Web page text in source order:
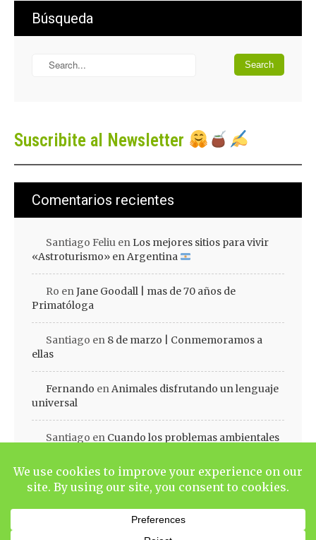
Búsqueda
Suscribite al Newsletter
Comentarios recientes
Santiago Feliu en Los mejores sitios para vivir
«Astroturismo» en Argentina
Ro enJane Goodall | mas de 70 años de
Primatóloga
Santiago en 8 de marzo | Conmemoramos a
ellas
Fernando enAnimales disfrutando un lenguaje
universal
Santiago en Cuando los problemas ambientales